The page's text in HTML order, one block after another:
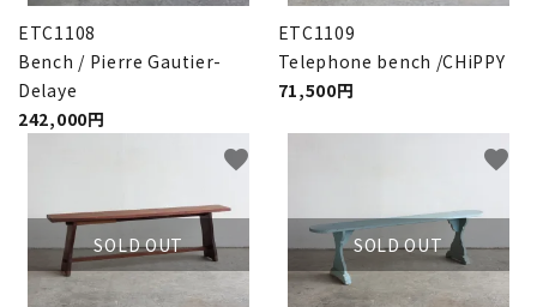
ETC1108
Bench / Pierre Gautier-
Delaye
242,000円
ETC1109
Telephone bench /CHiPPY
71,500円
SOLD OUT
favorite
SOLD OUT
favorite